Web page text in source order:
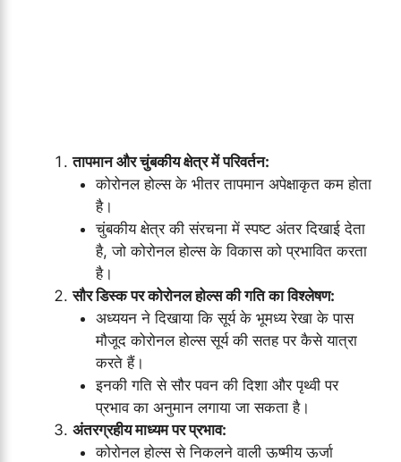
तापमान और चुंबकीय क्षेत्र में परिवर्तन:
कोरोनल होल्स के भीतर तापमान अपेक्षाकृत कम होता
है।
चुंबकीय क्षेत्र की संरचना में स्पष्ट अंतर दिखाई देता
है, जो कोरोनल होल्स के विकास को प्रभावित करता
है।
सौर डिस्क पर कोरोनल होल्स की गति का विश्लेषण:
अध्ययन ने दिखाया कि सूर्य के भूमध्य रेखा के पास
मौजूद कोरोनल होल्स सूर्य की सतह पर कैसे यात्रा
करते हैं।
इनकी गति से सौर पवन की दिशा और पृथ्वी पर
प्रभाव का अनुमान लगाया जा सकता है।
अंतरग्रहीय माध्यम पर प्रभाव:
कोरोनल होल्स से निकलने वाली ऊष्मीय ऊर्जा